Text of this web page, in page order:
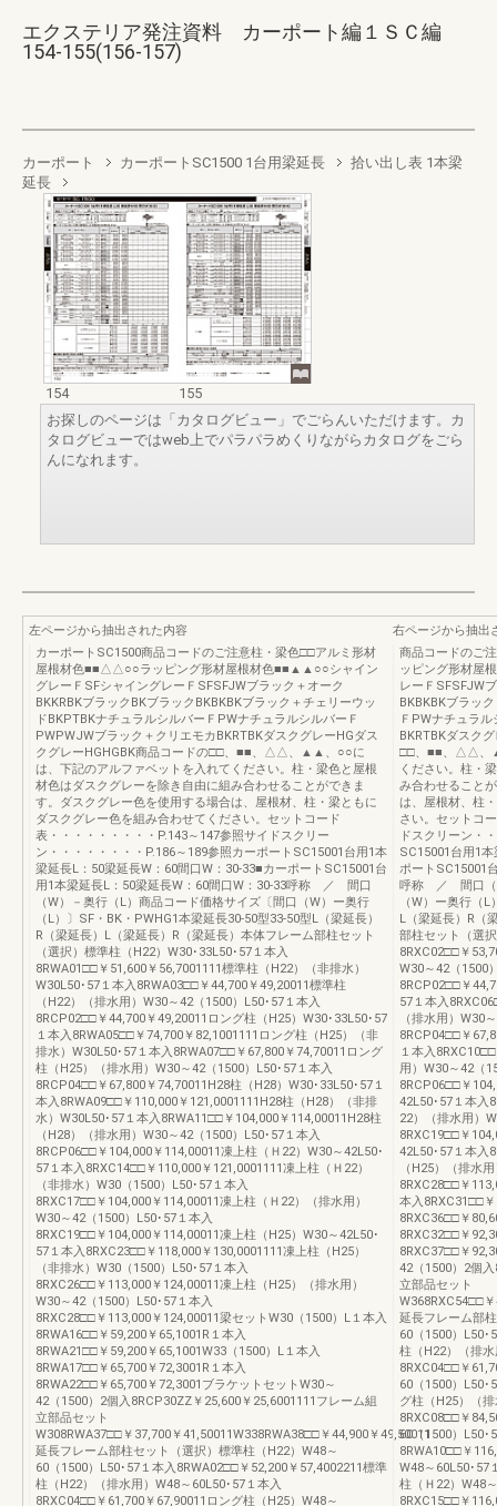
エクステリア発注資料 カーポート編１ＳＣ編
154-155(156-157)
カーポート カーポートSC1500 1台用梁延長
拾い出し表 1本梁
延長
154
155
お探しのページは「カタログビュー」でごらんいただけます。カ
タログビューではweb上でパラパラめくりながらカタログをごら
んになれます。
左ページから抽出された内容
カーポートSC1500商品コードのご注意柱・梁色□□アルミ形材
屋根材色■■△△○○ラッピング形材屋根材色■■▲▲○○シャイン
グレーＦSFシャイングレーＦSFSFJWブラック＋オーク
BKKRBKブラックBKブラックBKBKBKブラック＋チェリーウッ
ドBKPTBKナチュラルシルバーＦPWナチュラルシルバーＦ
PWPWJWブラック＋クリエモカBKRTBKダスクグレーHGダス
クグレーHGHGBK商品コードの□□、■■、△△、▲▲、○○に
は、下記のアルファベットを入れてください。柱・梁色と屋根
材色はダスクグレーを除き自由に組み合わせることができま
す。ダスクグレー色を使用する場合は、屋根材、柱・梁ともに
ダスクグレー色を組み合わせてください。セットコード
表・・・・・・・・・P.143～147参照サイドスクリー
ン・・・・・・・・P.186～189参照カーポートSC15001台用1本
梁延長L：50梁延長W：60間口W：30-33■カーポートSC15001台
用1本梁延長L：50梁延長W：60間口W：30-33呼称 ／ 間口
（W）－奥行（L）商品コード価格サイズ〔間口（W）ー奥行
（L）〕SF・BK・PWHG1本梁延長30-50型33-50型L（梁延長）
R（梁延長）L（梁延長）R（梁延長）本体フレーム部柱セット
（選択）標準柱（H22）W30･33L50･57１本入
8RWA01□□￥51,600￥56,7001111標準柱（H22）（非排水）
W30L50･57１本入8RWA03□□￥44,700￥49,20011標準柱
（H22）（排水用）W30～42（1500）L50･57１本入
8RCP02□□￥44,700￥49,20011ロング柱（H25）W30･33L50･57
１本入8RWA05□□￥74,700￥82,1001111ロング柱（H25）（非
排水）W30L50･57１本入8RWA07□□￥67,800￥74,70011ロング
柱（H25）（排水用）W30～42（1500）L50･57１本入
8RCP04□□￥67,800￥74,70011H28柱（H28）W30･33L50･57１
本入8RWA09□□￥110,000￥121,0001111H28柱（H28）（非排
水）W30L50･57１本入8RWA11□□￥104,000￥114,00011H28柱
（H28）（排水用）W30～42（1500）L50･57１本入
8RCP06□□￥104,000￥114,00011凍上柱（Ｈ22）W30～42L50･
57１本入8RXC14□□￥110,000￥121,0001111凍上柱（Ｈ22）
（非排水）W30（1500）L50･57１本入
8RXC17□□￥104,000￥114,00011凍上柱（Ｈ22）（排水用）
W30～42（1500）L50･57１本入
8RXC19□□￥104,000￥114,00011凍上柱（H25）W30～42L50･
57１本入8RXC23□□￥118,000￥130,0001111凍上柱（H25）
（非排水）W30（1500）L50･57１本入
8RXC26□□￥113,000￥124,00011凍上柱（H25）（排水用）
W30～42（1500）L50･57１本入
8RXC28□□￥113,000￥124,00011梁セットW30（1500）L１本入
8RWA16□□￥59,200￥65,1001R１本入
8RWA21□□￥59,200￥65,1001W33（1500）L１本入
8RWA17□□￥65,700￥72,3001R１本入
8RWA22□□￥65,700￥72,3001ブラケットセットW30～
42（1500）2個入8RCP30ZZ￥25,600￥25,6001111フレーム組
立部品セット
W308RWA37□□￥37,700￥41,50011W338RWA38□□￥44,900￥49,50011
延長フレーム部柱セット（選択）標準柱（H22）W48～
60（1500）L50･57１本入8RWA02□□￥52,200￥57,4002211標準
柱（H22）（排水用）W48～60L50･57１本入
8RXC04□□￥61,700￥67,90011ロング柱（H25）W48～
右ページから抽出
商品コードのご
ッピング形材屋
レーＦSFSFJW
BKBKBKブラッ
ＦPWナチュラ
BKRTBKダスク
□□、■■、△△、
ください。柱・
み合わせること
は、屋根材、柱
さい。セットコ
ドスクリーン・
SC15001台用1
ポートSC15001
呼称 ／ 間口（
（W）ー奥行（
L（梁延長）R（
部柱セット（選
8RXC02□□￥
W30～42（1500
8RCP02□□￥
57１本入
（排水用）W30
8RCP04□□￥
１本入
用）W30～42（
8RCP06□□￥
42L50･57１本入
22）（排水用）
8RXC19□□￥
42L50･57１本入
（H25）（排水
8RXC28□□￥
本入8RXC31□□
8RXC36□□￥
8RXC32□□￥
8RXC37□□￥
42（1500）2個
立部品セット
W368RXC54□□
延長フレーム部
60（1500）L50･
柱（H22）（排
8RXC04□□￥
60（1500）L50･
グ柱（H25）（
8RXC08□□￥
60（1500）L50･
8RWA10□□￥
W48～60L50･57
柱（Ｈ22）W48
8RXC15□□￥